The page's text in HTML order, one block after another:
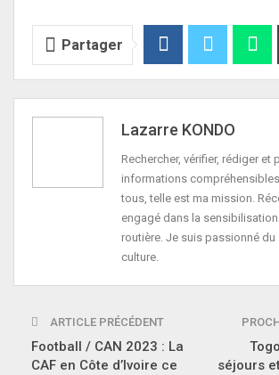
Partager
Lazarre KONDO
Rechercher, vérifier, rédiger et
informations
tous, telle est ma mission.
engagé dans la
routière. Je suis passionné du
culture.
ARTICLE PRÉCÉDENT
Football / CAN 2023 : La
CAF en Côte d’Ivoire ce
séjours